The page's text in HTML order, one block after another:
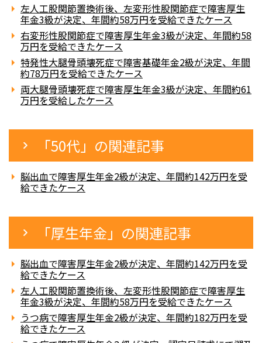
左人工股関節置換術後、左変形性股関節症で障害厚生
年金3級が決定、年間約58万円を受給できたケース
右変形性股関節症で障害厚生年金3級が決定、年間約58
万円を受給できたケース
特発性大腿骨頭壊死症で障害基礎年金2級が決定、年間
約78万円を受給できたケース
両大腿骨頭壊死症で障害厚生年金3級が決定、年間約61
万円を受給したケース
「50代」の関連記事
脳出血で障害厚生年金2級が決定、年間約142万円を受
給できたケース
「厚生年金」の関連記事
脳出血で障害厚生年金2級が決定、年間約142万円を受
給できたケース
左人工股関節置換術後、左変形性股関節症で障害厚生
年金3級が決定、年間約58万円を受給できたケース
うつ病で障害厚生年金2級が決定、年間約182万円を受
給できたケース